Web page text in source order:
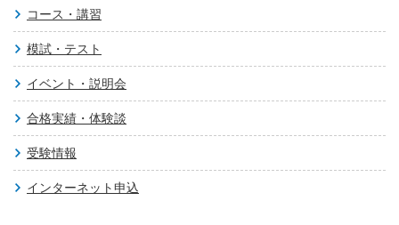
コース・講習
模試・テスト
イベント・説明会
合格実績・体験談
受験情報
インターネット申込